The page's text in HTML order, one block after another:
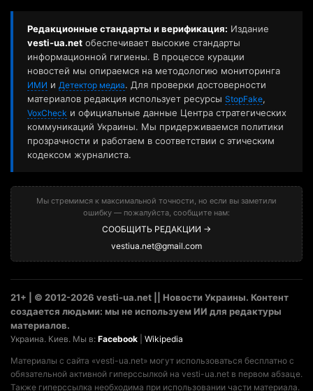
Редакционные стандарты и верификация: Издание
vesti-ua.net обеспечивает высокие стандарты
информационной гигиены. В процессе курации
новостей мы опираемся на методологию мониторинга
ИМИ и Детектор медиа. Для проверки достоверности
материалов редакция использует ресурсы StopFake,
VoxCheck и официальные данные Центра стратегических
коммуникаций Украины. Мы придерживаемся политики
прозрачности и работаем в соответствии с этическим
кодексом журналиста.
Мы стремимся к максимальной точности, но если вы заметили
ошибку — пожалуйста, сообщите нам:
СООБЩИТЬ РЕДАКЦИИ →
vestiua.net@gmail.com
21+ | © 2012-2026 vesti-ua.net || Новости Украины. Контент
создается людьми: мы не используем ИИ для редактуры
материалов.
Украина. Киев. Мы в: Facebook Wikipedia
Материалы с сайта «vesti-ua.net» могут использоваться бесплатно с
обязательной активной гиперссылкой на vesti-ua.net в первом абзаце.
Также гиперссылка необходима при использовании части материала.